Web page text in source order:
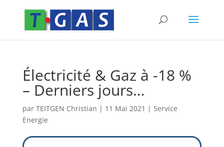
Électricité & Gaz à -18 %
– Derniers jours…
par TEITGEN Christian | 11 Mai 2021 | Service
Energie